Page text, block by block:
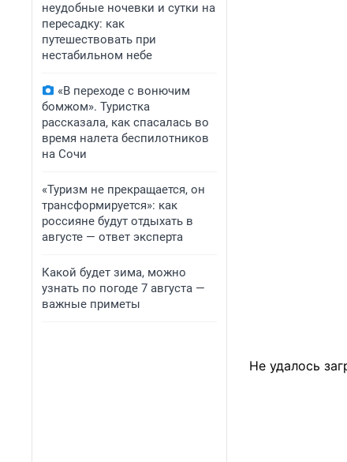
неудобные ночевки и сутки на
пересадку: как
путешествовать при
нестабильном небе
«В переходе с вонючим
бомжом». Туристка
рассказала, как спасалась во
время налета беспилотников
на Сочи
«Туризм не прекращается, он
трансформируется»: как
россияне будут отдыхать в
августе — ответ эксперта
Какой будет зима, можно
узнать по погоде 7 августа —
важные приметы
Не удалось